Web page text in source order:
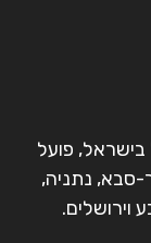
בישראל, פועל
סבא, נתניה,
וירושלים.